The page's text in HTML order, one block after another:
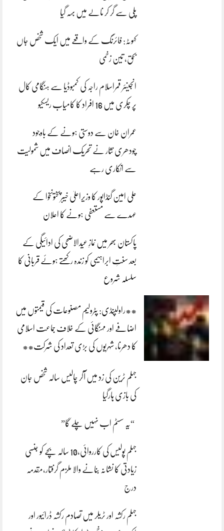
پلی سے گر کر نالے میں بہہ گیا
کہوٹہ: فائرنگ کے واقعے میں ایک شخص جاں
بحق، تین زخمی
انجینئر قمراسلام راجہ کی کمبوڈیا سے ہنگامی کال
پر چکری میں 16 افراد کا کامیاب ریسکیو
عمران خان سے دوستی ہونے کے باوجود
چودھری نثار نے تحریک انصاف میں شمولیت
سے انکاری رہے
علی امین گنڈاپور کا وزیراعلیٰ خیبرپختونخوا کے
عہدے سے مستعفی ہونے کا اعلان
پاکستان بھر میں نمازِ عیدالاضحی کی ادائیگی کے
بعد سنتِ ابراہیمی کو زندہ رکھتے ہوئے قربانی کا
سلسلہ شروع
**راولپنڈی: پٹرولیم مصنوعات کی قیمتوں میں
اضافے اور مہنگائی کے خلاف جماعت اسلامی
کا دھرنا، شہریوں کی بڑی تعداد کی شرکت**
جہلم ٹرین کی زد میں آکر چالیس سالہ شخص جان
کی بازی ہارگیا
“یہ سسٹم اب نہیں چلے گا”
جہلم پولیس کی کارروائی،10 سالہ بچے کو جنسی
زیادتی کا نشانہ بنانے والا ملزم گرفتار،مقدمہ
درج
جہلم رکشہ اور ٹریلر میں تصادم رکشہ ڈرائیور اور